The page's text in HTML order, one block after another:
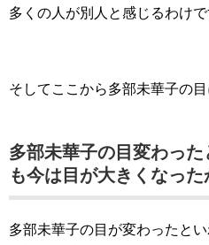
多くの人が別人と感じるわけで
そしてここから多部未華子の
多部未華子の目変わっ
も今は目が大きくなった
多部未華子の目が変わったと